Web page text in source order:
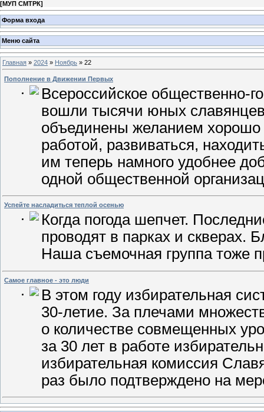
[МУП СМТРК]
Форма входа
Меню сайта
Главная » 2024 » Ноябрь » 22
Пополнение в Движении Первых
Всероссийское общественно-
вошли тысячи юных
объединены желанием хорошо
работой, развиваться,
им теперь намного удобнее
одной общественной
Успейте насладиться теплой осенью
Когда погода шепчет.
проводят в парках и скверах.
Наша съемочная группа тоже
Самое главное - это люди
В этом году избирательная
30-летие. За плечами
о количестве совмещенных
за 30 лет в работе
избирательная комиссия
раз было подтверждено на